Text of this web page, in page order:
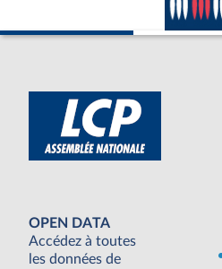
OPEN DATA
Accédez à toutes
les données de